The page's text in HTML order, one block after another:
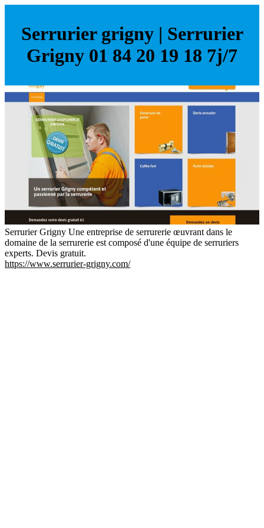
Serrurier grigny | Serrurier
Grigny 01 84 20 19 18 7j/7
Serrurier Grigny Une entreprise de serrurerie œuvrant dans le
domaine de la serrurerie est composé d'une équipe de serruriers
experts. Devis gratuit.
https://www.serrurier-grigny.com/